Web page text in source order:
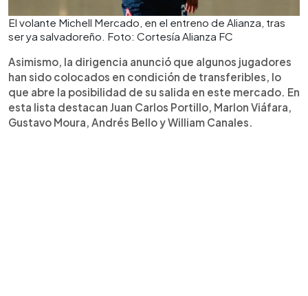
El volante Michell Mercado, en el entreno de Alianza, tras
ser ya salvadoreño. Foto: Cortesía Alianza FC
Asimismo, la dirigencia anunció que algunos jugadores
han sido colocados en condición de transferibles, lo
que abre la posibilidad de su salida en este mercado. En
esta lista destacan Juan Carlos Portillo, Marlon Viáfara,
Gustavo Moura, Andrés Bello y William Canales.